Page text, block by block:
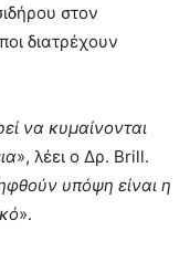
στον
διατρέχουν
να κυμαίνονται
», λέει ο Δρ. Brill.
υπόψη είναι η
».